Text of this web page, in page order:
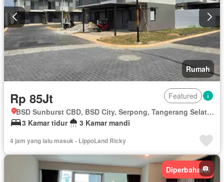
Rumah
Rp 85Jt
Featured
BSD Sunburst CBD, BSD City, Serpong, Tangerang Selatan, Banten
3 Kamar tidur
3 Kamar mandi
4 jam yang lalu masuk - LippoLand Ricky
Diperbaharui